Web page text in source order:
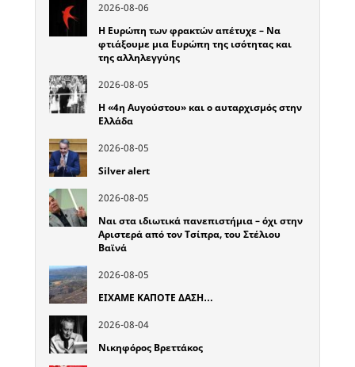
2026-08-06
Η Ευρώπη των φρακτών απέτυχε – Να
φτιάξουμε μια Ευρώπη της ισότητας και
της αλληλεγγύης
2026-08-05
Η «4η Αυγούστου» και ο αυταρχισμός στην
Ελλάδα
2026-08-05
Silver alert
2026-08-05
Ναι στα ιδιωτικά πανεπιστήμια – όχι στην
Αριστερά από τον Τσίπρα, του Στέλιου
Βαϊνά
2026-08-05
ΕΙΧΑΜΕ ΚΑΠΟΤΕ ΔΑΣΗ…
2026-08-04
Νικηφόρος Βρεττάκος